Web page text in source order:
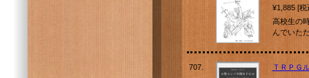
¥1,885 [
高校生の
んでいた
707.
ＴＲＰＧ